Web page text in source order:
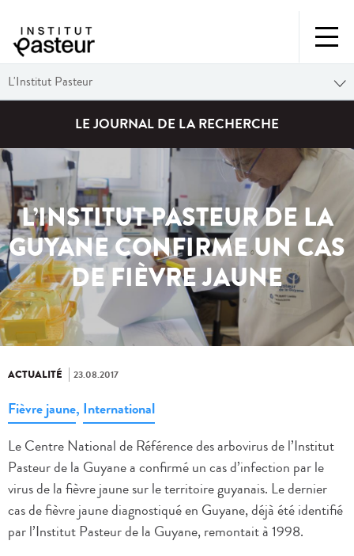
L'Institut Pasteur
LE JOURNAL DE LA RECHERCHE
L’INSTITUT PASTEUR DE LA
GUYANE CONFIRME UN CAS
DE FIÈVRE JAUNE
ACTUALITÉ 23.08.2017
Fièvre jaune, International
Le Centre National de Référence des arbovirus de l’Institut
Pasteur de la Guyane a confirmé un cas d’infection par le
virus de la fièvre jaune sur le territoire guyanais. Le dernier
cas de fièvre jaune diagnostiqué en Guyane, déjà été identifié
par l’Institut Pasteur de la Guyane, remontait à 1998.